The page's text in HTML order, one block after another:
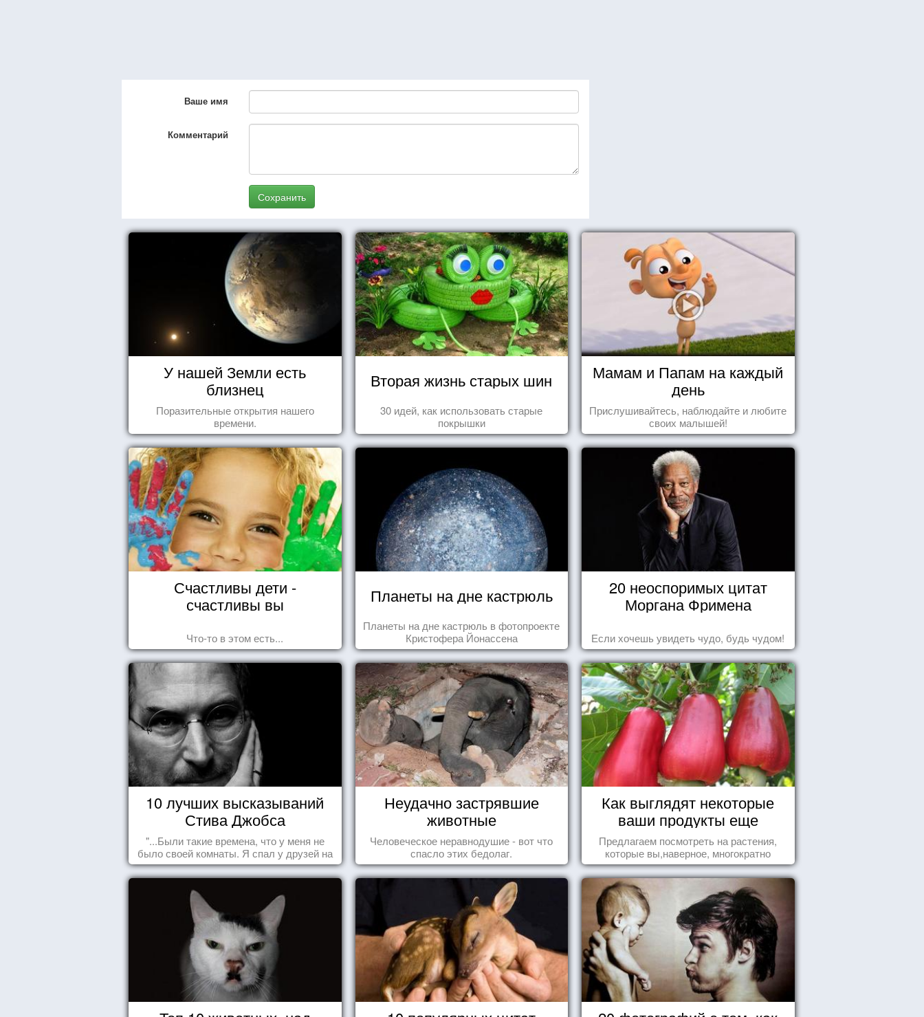
Ваше имя
Комментарий
Сохранить
У нашей Земли есть
близнец
Поразительные открытия нашего
времени.
Вторая жизнь старых шин
30 идей, как использовать старые
покрышки
Мамам и Папам на каждый
день
Прислушивайтесь, наблюдайте и любите
своих малышей!
Счастливы дети -
счастливы вы
Что-то в этом есть...
Планеты на дне кастрюль
Планеты на дне кастрюль в фотопроекте
Кристофера Йонассена
20 неоспоримых цитат
Моргана Фримена
Если хочешь увидеть чудо, будь чудом!
10 лучших высказываний
Стива Джобса
"...Были такие времена, что у меня не
было своей комнаты. Я спал у друзей на
полу, а для того, чтобы купить еды -
сдавал бутылки из под кока-колы"
Неудачно застрявшие
животные
Человеческое неравнодушие - вот что
спасло этих бедолаг.
Как выглядят некоторые
ваши продукты еще
живыми?
Предлагаем посмотреть на растения,
которые вы,наверное, многократно
видели , но никогда не представляли
себе, что употребляете их в пищу.